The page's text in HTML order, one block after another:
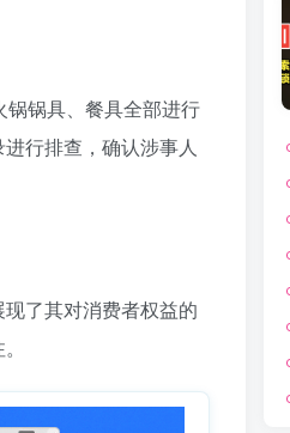
锅具、餐具全部进行
行排查，确认涉事人
了其对消费者权益的